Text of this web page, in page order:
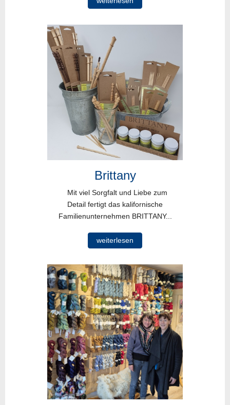
Brittany
Mit viel Sorgfalt und Liebe zum
Detail fertigt das kalifornische
Familienunternehmen BRITTANY...
weiterlesen